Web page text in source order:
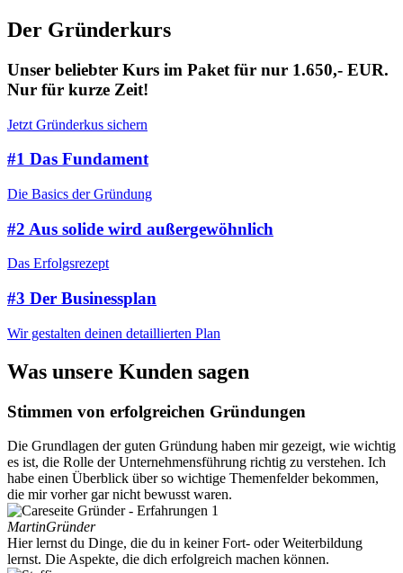
Der Gründerkurs
Unser beliebter Kurs im Paket für nur 1.650,- EUR.
Nur für kurze Zeit!
Jetzt Gründerkus sichern
#1 Das Fundament
Die Basics der Gründung
#2 Aus solide wird außergewöhnlich
Das Erfolgsrezept
#3 Der Businessplan
Wir gestalten deinen detaillierten Plan
Was unsere Kunden sagen
Stimmen von erfolgreichen Gründungen
Die Grundlagen der guten Gründung haben mir gezeigt, wie wichtig
es ist, die Rolle der Unternehmensführung richtig zu verstehen. Ich
habe einen Überblick über so wichtige Themenfelder bekommen,
die mir vorher gar nicht bewusst waren.
MartinGründer
Hier lernst du Dinge, die du in keiner Fort- oder Weiterbildung
lernst. Die Aspekte, die dich erfolgreich machen können.